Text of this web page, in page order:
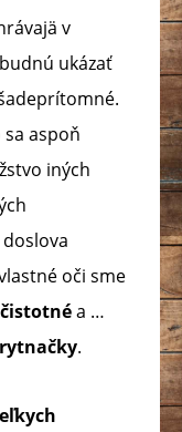
v
ukázať
aspoň
iných
oči sme
a …
.